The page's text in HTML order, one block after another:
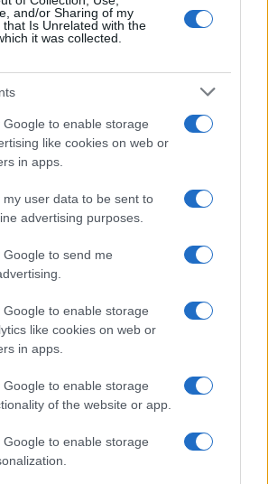
and/or Sharing of my
that Is Unrelated with the
it was collected.
Google to enable storage
like cookies on web or
in apps.
my user data to be sent to
advertising purposes.
to send me
Google to enable storage
like cookies on web or
in apps.
Google to enable storage
of the website or app.
Google to enable storage